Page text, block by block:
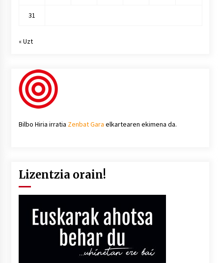
31
« Uzt
Bilbo Hiria irratia Zenbat Gara elkartearen ekimena da.
Lizentzia orain!